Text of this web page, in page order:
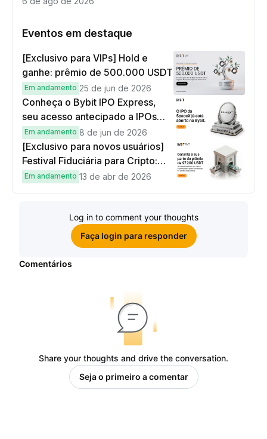
Eventos em destaque
[Exclusivo para VIPs] Hold e
ganhe: prêmio de 500.000 USDT
Em andamento 25 de jun de 2026
Conheça o Bybit IPO Express,
seu acesso antecipado a IPOs
globais
Em andamento 8 de jun de 2026
[Exclusivo para novos usuários]
Festival Fiduciária para Cripto:
complete tarefas simples e
Em andamento 13 de abr de 2026
Log in to comment your thoughts
Faça login para responder
Comentários
Share your thoughts and drive the conversation.
Seja o primeiro a comentar